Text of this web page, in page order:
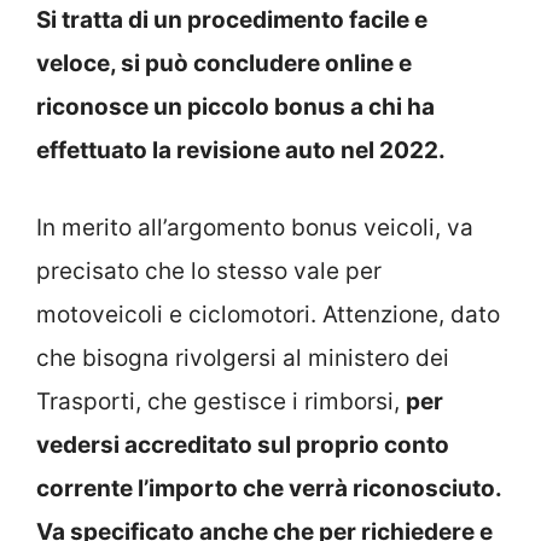
Si tratta di un procedimento facile e
veloce, si può concludere online e
riconosce un piccolo bonus a chi ha
effettuato la revisione auto nel 2022.
In merito all’argomento bonus veicoli, va
precisato che lo stesso vale per
motoveicoli e ciclomotori. Attenzione, dato
che bisogna rivolgersi al ministero dei
Trasporti, che gestisce i rimborsi, per
vedersi accreditato sul proprio conto
corrente l’importo che verrà riconosciuto.
Va specificato anche che per richiedere e